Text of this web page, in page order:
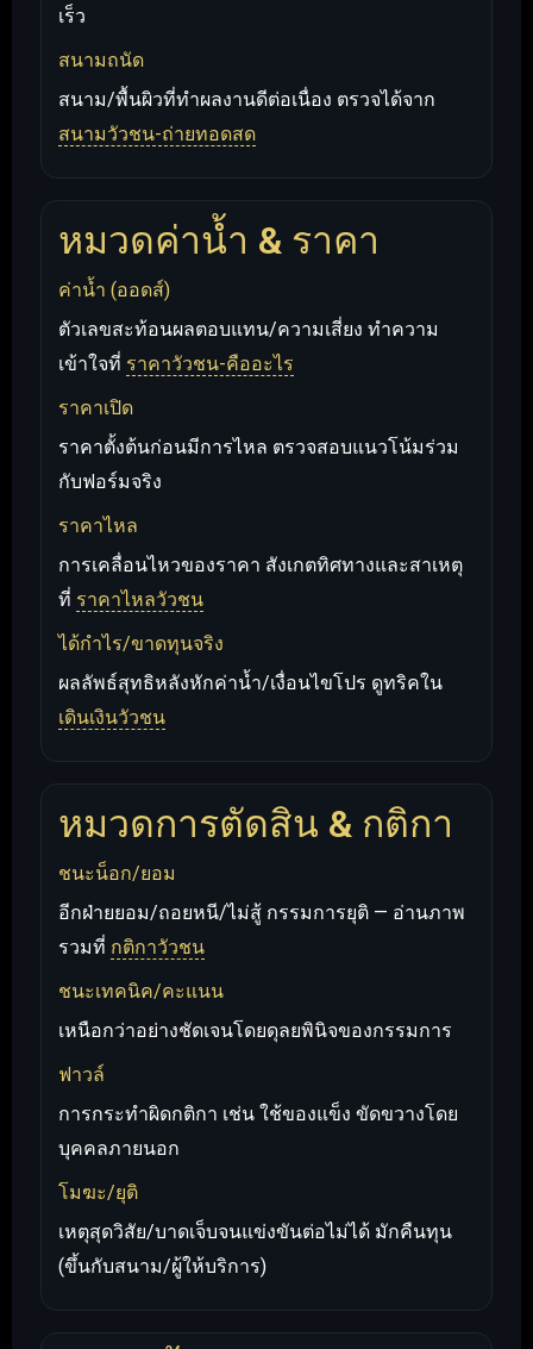
เร็ว
สนามถนัด
สนาม/พื้นผิวที่ทำผลงานดีต่อเนื่อง ตรวจได้จาก
สนามวัวชน-ถ่ายทอดสด
หมวดค่าน้ำ & ราคา
ค่าน้ำ (ออดส์)
ตัวเลขสะท้อนผลตอบแทน/ความเสี่ยง ทำความ
เข้าใจที่ ราคาวัวชน-คืออะไร
ราคาเปิด
ราคาตั้งต้นก่อนมีการไหล ตรวจสอบแนวโน้มร่วม
กับฟอร์มจริง
ราคาไหล
การเคลื่อนไหวของราคา สังเกตทิศทางและสาเหตุ
ที่ ราคาไหลวัวชน
ได้กำไร/ขาดทุนจริง
ผลลัพธ์สุทธิหลังหักค่าน้ำ/เงื่อนไขโปร ดูทริคใน
เดินเงินวัวชน
หมวดการตัดสิน & กติกา
ชนะน็อก/ยอม
อีกฝ่ายยอม/ถอยหนี/ไม่สู้ กรรมการยุติ — อ่านภาพ
รวมที่ กติกาวัวชน
ชนะเทคนิค/คะแนน
เหนือกว่าอย่างชัดเจนโดยดุลยพินิจของกรรมการ
ฟาวล์
การกระทำผิดกติกา เช่น ใช้ของแข็ง ขัดขวางโดย
บุคคลภายนอก
โมฆะ/ยุติ
เหตุสุดวิสัย/บาดเจ็บจนแข่งขันต่อไม่ได้ มักคืนทุน
(ขึ้นกับสนาม/ผู้ให้บริการ)